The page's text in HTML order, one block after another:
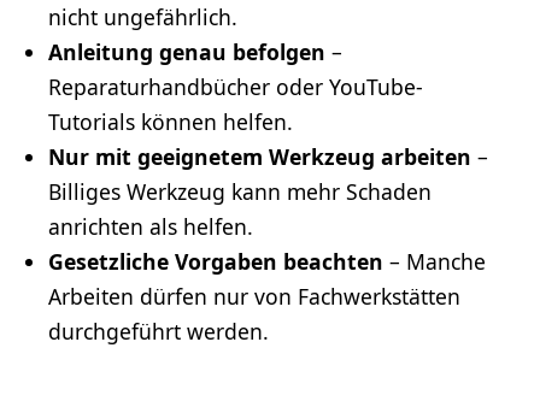
nicht ungefährlich.
Anleitung genau befolgen –
Reparaturhandbücher oder YouTube-
Tutorials können helfen.
Nur mit geeignetem Werkzeug arbeiten –
Billiges Werkzeug kann mehr Schaden
anrichten als helfen.
Gesetzliche Vorgaben beachten – Manche
Arbeiten dürfen nur von Fachwerkstätten
durchgeführt werden.